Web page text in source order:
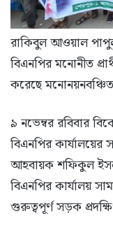
রাকিবুল আওয়াল
বিএনপির মনোনীত
করেছে মনোনয়নবঞ্চিত
৯ নভেম্বর রবিবার
বিএনপির কার্যালয়ের
আহবায়ক শফিকুল
বিএনপির কার্যালয়
গুরুত্বপূর্ণ সড়ক